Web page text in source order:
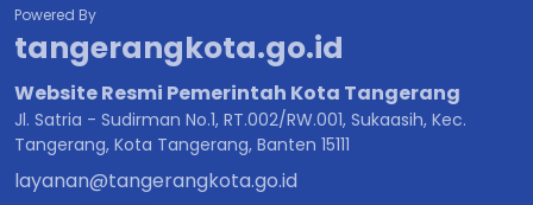
Powered By
tangerangkota.go.id
Website Resmi Pemerintah Kota Tangerang
Jl. Satria - Sudirman No.1, RT.002/RW.001, Sukaasih, Kec.
Tangerang, Kota Tangerang, Banten 15111
layanan@tangerangkota.go.id